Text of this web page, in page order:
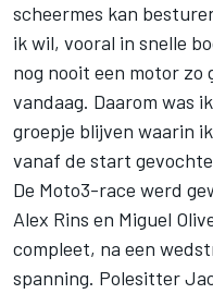
scheermes kan
ik wil, vooral in snelle
nog nooit een motor zo
vandaag. Daarom was
groepje blijven waarin
vanaf de start
De Moto3-race werd
Alex Rins en Miguel
compleet, na een
spanning. Polesitter